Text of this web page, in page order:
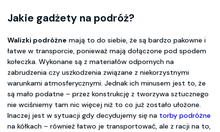
Jakie gadżety na podróż?
Walizki podróżne mają to do siebie, że są bardzo pakowne i
łatwe w transporcie, ponieważ mają dołączone pod spodem
kołeczka. Wykonane są z materiałów odpornych na
zabrudzenia czy uszkodzenia związane z niekorzystnymi
warunkami atmosferycznymi. Jednak ich minusem jest to, że
są mało podatne – przez konstrukcję z tworzywa sztucznego
nie wciśniemy tam nic więcej niż to co już zostało ułożone.
Inaczej jest w sytuacji gdy decydujemy się na torby podróżne
na kółkach – również łatwo je transportować, ale z racji na to,